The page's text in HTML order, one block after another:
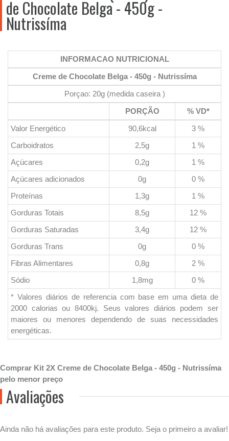
de Chocolate Belga - 450g -
Nutrissíma
INFORMACAO NUTRICIONAL
Creme de Chocolate Belga - 450g - Nutrissíma
Porçao: 20g (medida caseira )
PORÇÃO
% VD*
Valor Energético
90,6kcal
3 %
Carboidratos
2,5g
1 %
Açúcares
0,2g
1 %
Açúcares adicionados
0g
0 %
Proteínas
1,3g
1 %
Gorduras Totais
8,5g
12 %
Gorduras Saturadas
3,4g
12 %
Gorduras Trans
0g
0 %
Fibras Alimentares
0,8g
2 %
Sódio
1,8mg
0 %
* Valores diários de referencia com base em uma dieta de
2000 calorias ou 8400kj. Seus valores diários podem ser
maiores ou menores dependendo de suas necessidades
energéticas.
Comprar Kit 2X Creme de Chocolate Belga - 450g - Nutrissíma
pelo menor preço
Avaliações
Ainda não há avaliações para este produto. Seja o primeiro a avaliar!